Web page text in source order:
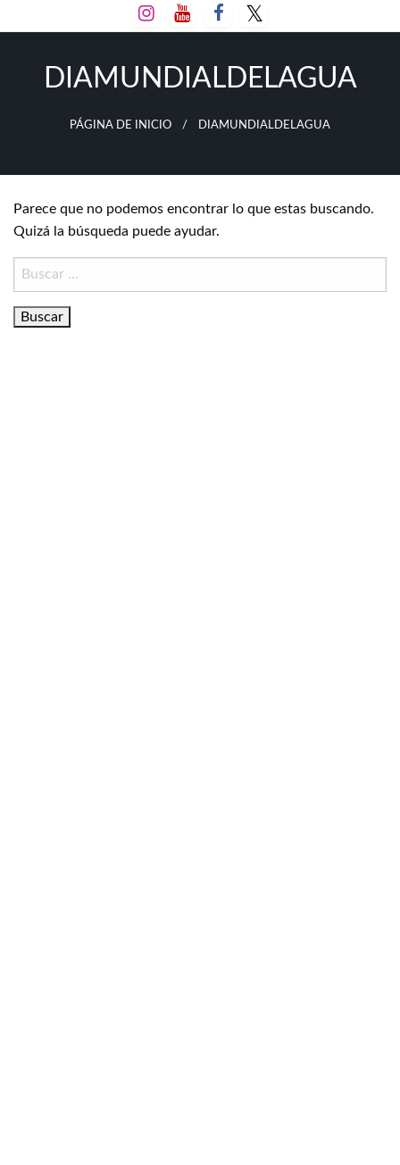
al
DIAMUNDIALDELAGUA
PÁGINA DE INICIO DIAMUNDIALDELAGUA
Parece que no podemos encontrar lo que estas buscando.
Quizá la búsqueda puede ayudar.
Buscar: